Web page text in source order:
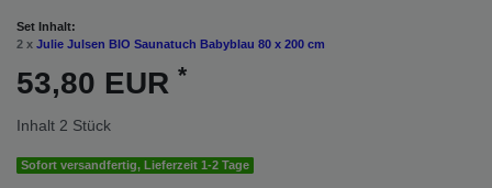
Set Inhalt:
2 x Julie Julsen BIO Saunatuch Babyblau 80 x 200 cm
53,80 EUR *
Inhalt 2 Stück
Sofort versandfertig, Lieferzeit 1-2 Tage